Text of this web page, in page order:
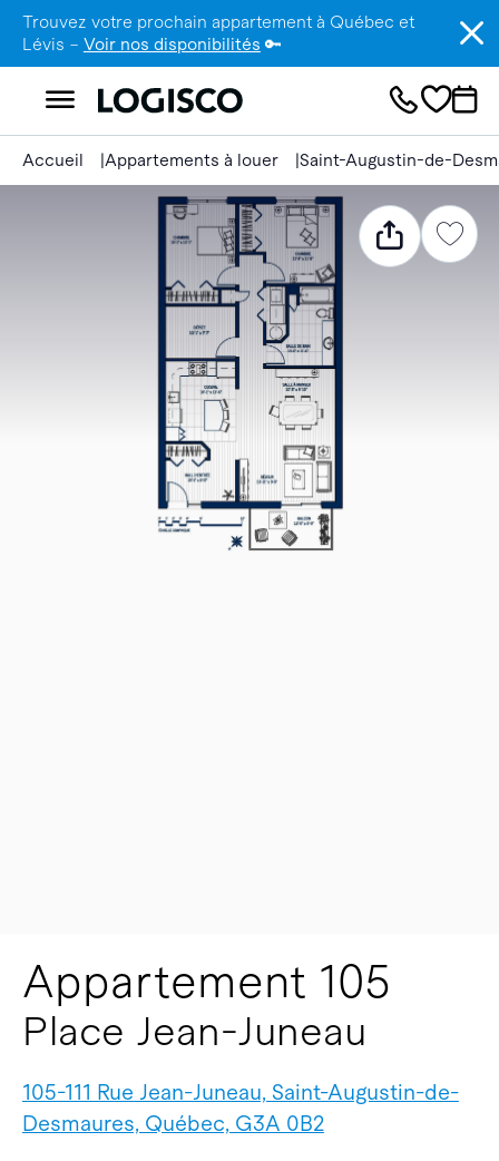
Trouvez votre prochain appartement à Québec et
Lévis – Voir nos disponibilités 🔑
Accueil Appartements à louer Saint-Augustin-de-
Appartement 105
Place Jean-Juneau
105-111 Rue Jean-Juneau, Saint-Augustin-de-
Desmaures, Québec, G3A 0B2